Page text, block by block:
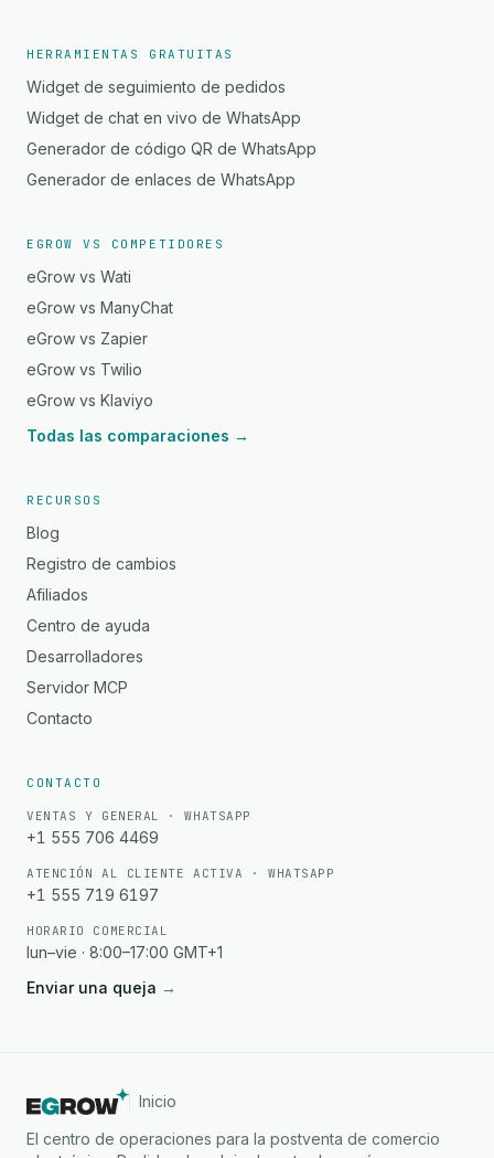
HERRAMIENTAS GRATUITAS
Widget de seguimiento de pedidos
Widget de chat en vivo de WhatsApp
Generador de código QR de WhatsApp
Generador de enlaces de WhatsApp
EGROW VS COMPETIDORES
eGrow vs Wati
eGrow vs ManyChat
eGrow vs Zapier
eGrow vs Twilio
eGrow vs Klaviyo
Todas las comparaciones →
RECURSOS
Blog
Registro de cambios
Afiliados
Centro de ayuda
Desarrolladores
Servidor MCP
Contacto
CONTACTO
VENTAS Y GENERAL · WHATSAPP
+1 555 706 4469
ATENCIÓN AL CLIENTE ACTIVA · WHATSAPP
+1 555 719 6197
HORARIO COMERCIAL
lun–vie · 8:00–17:00 GMT+1
Enviar una queja →
Inicio
El centro de operaciones para la postventa de comercio